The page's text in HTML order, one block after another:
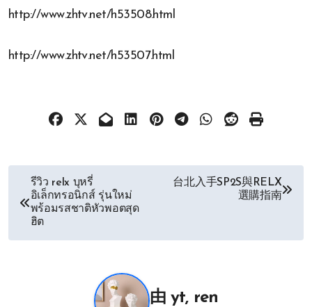
http://www.zhtv.net/h53508.html
http://www.zhtv.net/h53507.html
章
导
รีวิว relx บุหรี่
อิเล็กทรอนิกส์ รุ่นใหม่
พร้อมรสชาติหัวพอตสุด
ฮิต
台北入手SP2S與RELX
選購指南
由yt, ren